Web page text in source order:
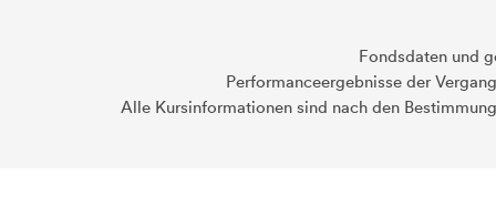
Fondsdaten und
Performanceergebnisse der
Alle Kursinformationen sind nach den